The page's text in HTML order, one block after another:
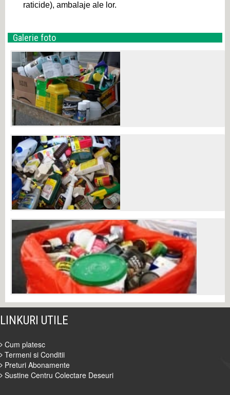
raticide), ambalaje ale lor.
Galerie foto
LINKURI UTILE
Cum platesc
Termeni si Conditii
Preturi Abonamente
Sustine Centru Colectare Deseuri